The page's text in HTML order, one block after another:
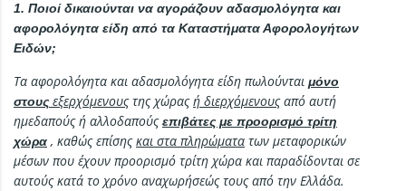
1. Ποιοί δικαιούνται να αγοράζουν αδασμολόγητα και
αφορολόγητα είδη από τα Καταστήματα Αφορολογήτων
Ειδών;
Τα αφορολόγητα και αδασμολόγητα είδη πωλούνται μόνο
στουςεξερχόμενουςτης χώραςή διερχόμενουςαπό αυτή
ημεδαπούς ή αλλοδαπούςεπιβάτες με προορισμό τρίτη
χώρα , καθώς επίσηςκαι στα πληρώματα των μεταφορικών
μέσων που έχουν προορισμό τρίτη χώρα και παραδίδονται σε
αυτούς κατά το χρόνο αναχωρήσεώς τους από την Ελλάδα.